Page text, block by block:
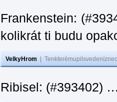
Frankenstein:
kolikrát ti budu
VelkyHrom
Ribisel: (#393402)